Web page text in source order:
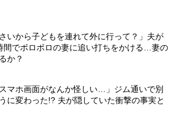
さいから子どもを連れて外に行って？」夫が
間でボロボロの妻に追い打ちをかける…妻の
か？
スマホ画面がなんか怪しい…」ジム通いで別
に変わった!? 夫が隠していた衝撃の事実と